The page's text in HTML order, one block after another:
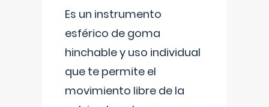
Es un instrumento
esférico de goma
hinchable y uso individual
que te permite el
movimiento libre de la